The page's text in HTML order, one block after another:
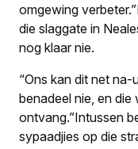
omgewing
die slaggate in
nog klaar nie.
“Ons kan dit net
benadeel nie, en
ontvang.”Intussen
sypaadjies op die